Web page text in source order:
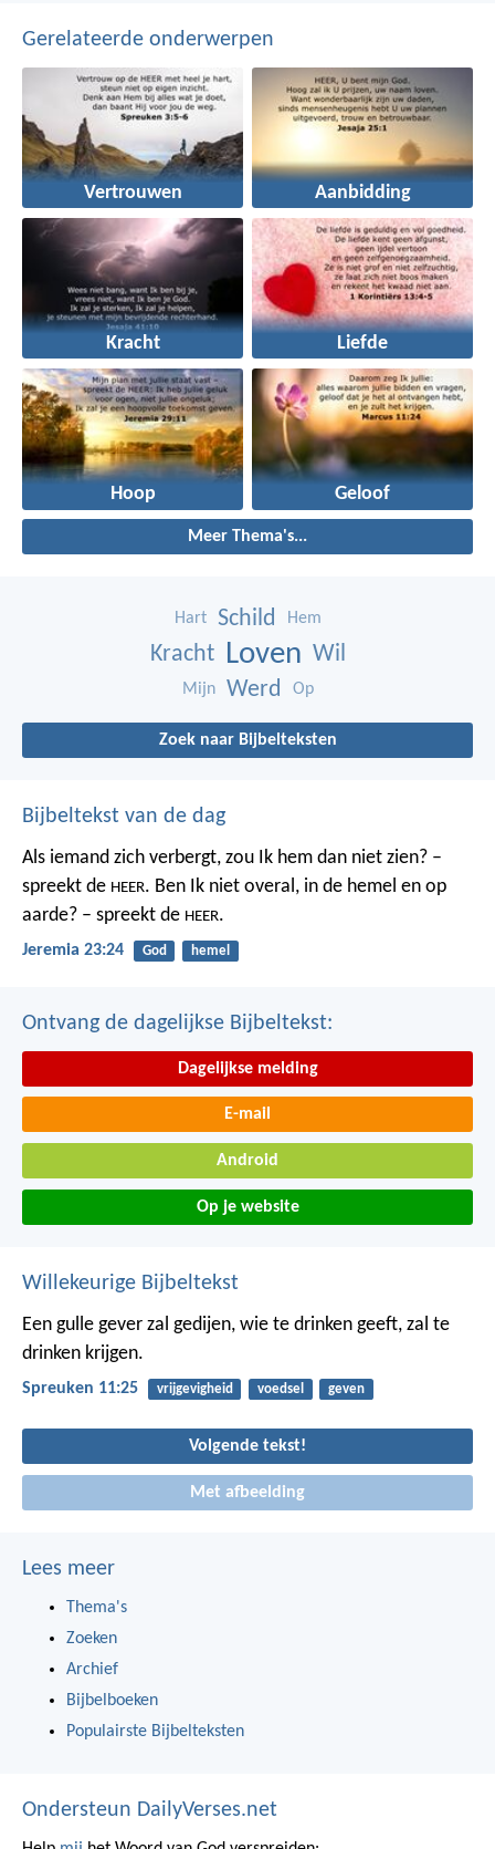
Gerelateerde onderwerpen
Vertrouwen Aanbidding
Kracht Liefde
Hoop Geloof
Meer Thema's...
Hart Schild Hem
Kracht Loven Wil
Mijn Werd Op
Zoek naar Bijbelteksten
Bijbeltekst van de dag
Als iemand zich verbergt, zou Ik hem dan niet zien? –
spreekt de HEER. Ben Ik niet overal, in de hemel en op
aarde? – spreekt de HEER.
Jeremia 23:24 God hemel
Ontvang de dagelijkse Bijbeltekst:
Dagelijkse melding
E-mail
Android
Op je website
Willekeurige Bijbeltekst
Een gulle gever zal gedijen, wie te drinken geeft, zal te
drinken krijgen.
Spreuken 11:25 vrijgevigheid voedsel geven
Volgende tekst!
Met afbeelding
Lees meer
Thema's
Zoeken
Archief
Bijbelboeken
Populairste Bijbelteksten
Ondersteun DailyVerses.net